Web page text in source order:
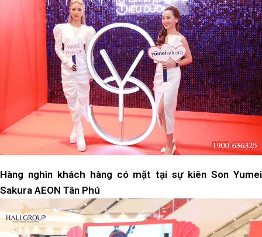
Hàng nghìn khách hàng có mặt tại sự kiên Son Yumei
Sakura AEON Tân Phú